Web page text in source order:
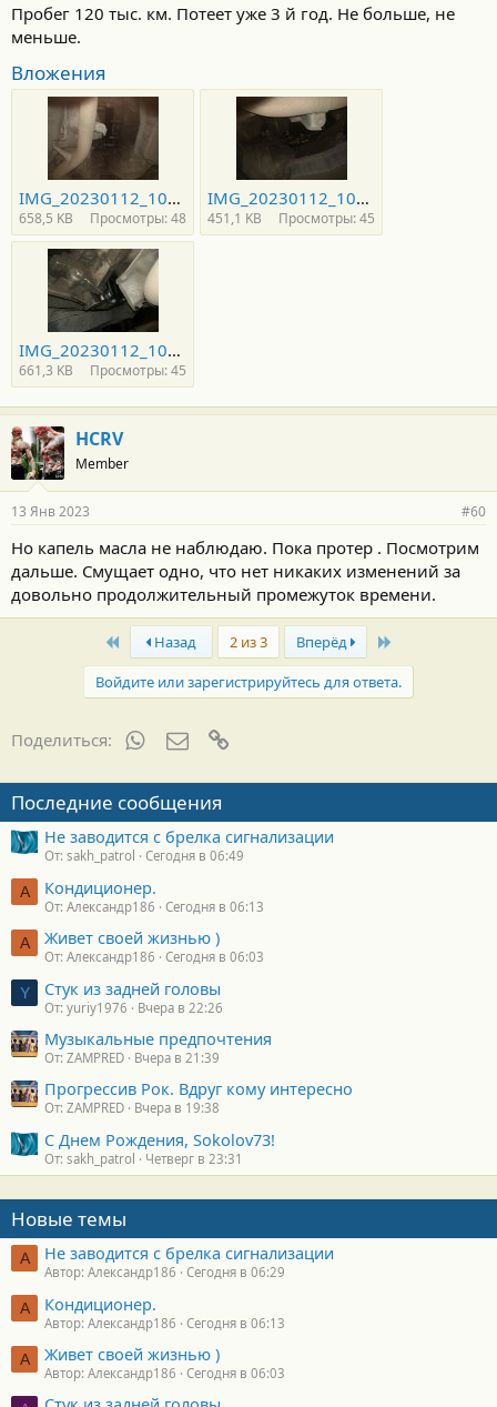
Пробег 120 тыс. км. Потеет уже 3 й год. Не больше, не
меньше.
Вложения
IMG_20230112_101617-min.jpg
658,5 KB Просмотры: 48
IMG_20230112_101628-min.jpg
451,1 KB Просмотры: 45
IMG_20230112_102136-min.jpg
661,3 KB Просмотры: 45
HCRV
Member
13 Янв 2023 #60
Но капель масла не наблюдаю. Пока протер . Посмотрим
дальше. Смущает одно, что нет никаких изменений за
довольно продолжительный промежуток времени.
First Назад 2 из 3 Вперёд
Войдите или зарегистрируйтесь для ответа.
Поделиться: WhatsAppЭлектронная почта
Последние сообщения
Не заводится с брелка сигнализации
От: sakh_patrol Сегодня в 06:49
А Кондиционер.
От: Александр186 Сегодня в 06:13
А Живет своей жизнью )
От: Александр186 Сегодня в 06:03
Y Стук из задней головы
От: yuriy1976 Вчера в 22:26
Музыкальные предпочтения
От: ZAMPRED Вчера в 21:39
Прогрессив Рок. Вдруг кому интересно
От: ZAMPRED Вчера в 19:38
С Днем Рождения, Sokolov73!
От: sakh_patrol Четверг в 23:31
Новые темы
А Не заводится с брелка сигнализации
Автор: Александр186 Сегодня в 06:29
А Кондиционер.
Автор: Александр186 Сегодня в 06:13
А Живет своей жизнью )
Автор: Александр186 Сегодня в 06:03